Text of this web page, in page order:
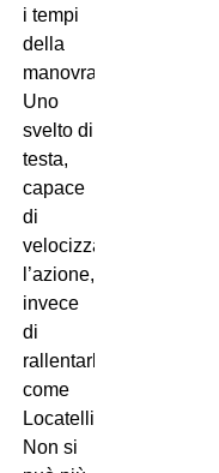
i tempi
della
manovra…
Uno
svelto di
testa,
capace
di
velocizzare
l’azione,
invece
di
rallentarla
come
Locatelli!
Non si